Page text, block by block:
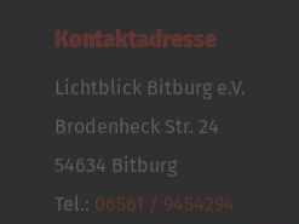
Kontaktadresse
Lichtblick Bitburg e.V.
Brodenheck Str. 24
54634 Bitburg
Tel.: 06561 / 9454294